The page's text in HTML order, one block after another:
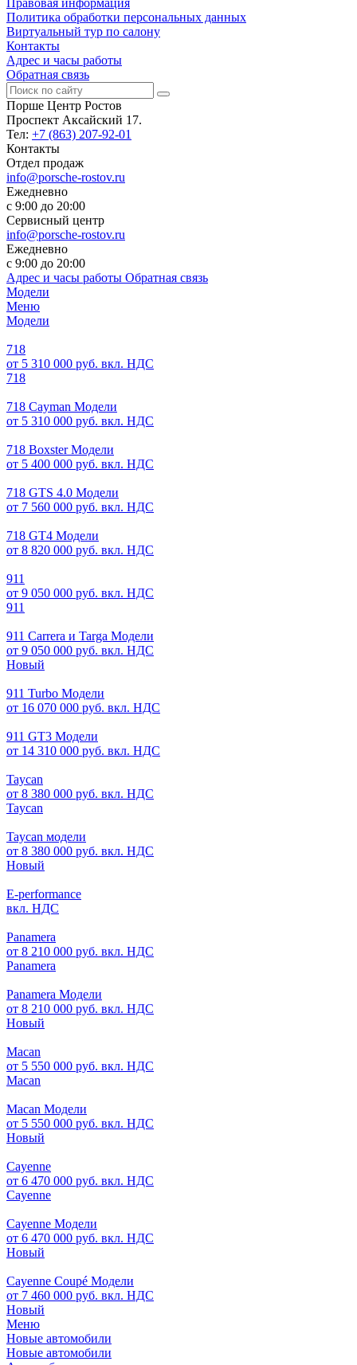
Правовая информация
Политика обработки персональных данных
Виртуальный тур по салону
Контакты
Адрес и часы работы
Обратная связь
Порше Центр Ростов
Проспект Аксайский 17.
Тел: +7 (863) 207-92-01
Контакты
Отдел продаж
info@porsche-rostov.ru
Ежедневно
с 9:00 до 20:00
Сервисный центр
info@porsche-rostov.ru
Ежедневно
с 9:00 до 20:00
Адрес и часы работы Обратная связь
Модели
Меню
Модели
718
от 5 310 000 руб. вкл. НДС
718
718 Cayman Модели
от 5 310 000 руб. вкл. НДС
718 Boxster Модели
от 5 400 000 руб. вкл. НДС
718 GTS 4.0 Модели
от 7 560 000 руб. вкл. НДС
718 GT4 Модели
от 8 820 000 руб. вкл. НДС
911
от 9 050 000 руб. вкл. НДС
911
911 Carrera и Targa Модели
от 9 050 000 руб. вкл. НДС
Новый
911 Turbo Модели
от 16 070 000 руб. вкл. НДС
911 GT3 Модели
от 14 310 000 руб. вкл. НДС
Taycan
от 8 380 000 руб. вкл. НДС
Taycan
Taycan модели
от 8 380 000 руб. вкл. НДС
Новый
E-performance
вкл. НДС
Panamera
от 8 210 000 руб. вкл. НДС
Panamera
Panamera Модели
от 8 210 000 руб. вкл. НДС
Новый
Macan
от 5 550 000 руб. вкл. НДС
Macan
Macan Модели
от 5 550 000 руб. вкл. НДС
Новый
Cayenne
от 6 470 000 руб. вкл. НДС
Cayenne
Cayenne Модели
от 6 470 000 руб. вкл. НДС
Новый
Cayenne Coupé Модели
от 7 460 000 руб. вкл. НДС
Новый
Меню
Новые автомобили
Новые автомобили